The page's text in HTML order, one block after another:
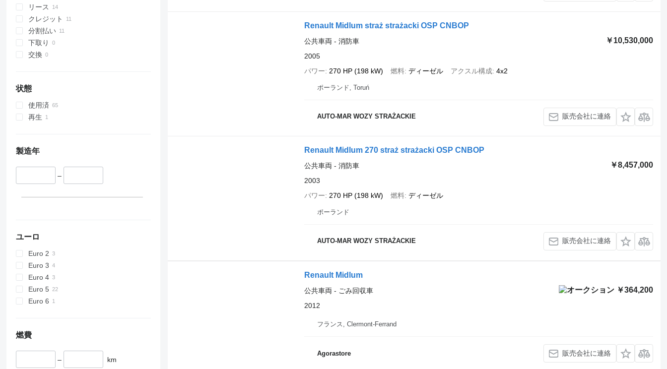
リース
クレジット
分割払い
下取り
交換
状態
使用済
再生
製造年
–
ユーロ
Euro 2
Euro 3
Euro 4
Euro 5
Euro 6
燃費
– km
Renault Midlum straż strażacki OSP CNBOP
￥10,530,000
公共車両 - 消防車
2005
パワー
270 HP (198 kW) 燃料 ディーゼル アクスル構成 4x2
ポーランド, Toruń
AUTO-MAR WOZY STRAŻACKIE 販売会社に連絡
Renault Midlum 270 straż strażacki OSP CNBOP
￥8,457,000
公共車両 - 消防車
2003
パワー
270 HP (198 kW) 燃料 ディーゼル
ポーランド
AUTO-MAR WOZY STRAŻACKIE 販売会社に連絡
Renault Midlum
￥364,200
公共車両 - ごみ回収車
2012
フランス, Clermont-Ferrand
Agorastore 販売会社に連絡